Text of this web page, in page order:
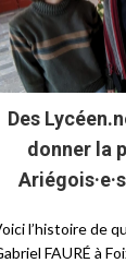
Des
donner la
l’histoire de
FAURÉ à